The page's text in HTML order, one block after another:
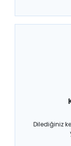
Dilediğiniz